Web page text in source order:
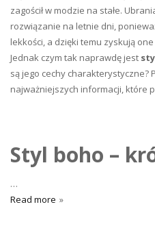
zagościł w modzie na stałe.
rozwiązanie na letnie dni,
lekkości, a dzięki temu zyskują
Jednak czym tak naprawdę jest
są jego cechy charakterystyczne?
najważniejszych informacji, które
Styl boho –
…
Read more